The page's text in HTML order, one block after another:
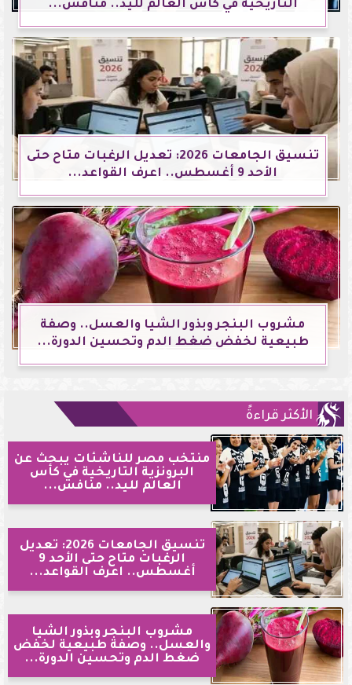
التاريخية في كأس العالم لليد.. منافس...
تنسيق الجامعات 2026: تعديل الرغبات متاح حتى
الأحد 9 أغسطس.. اعرف القواعد...
مشروب البنجر وبذور الشيا والعسل.. وصفة
طبيعية لخفض ضغط الدم وتحسين الدورة...
الأكثر قراءةً
منتخب مصر للناشئات يبحث عن
البرونزية التاريخية في كأس
العالم لليد.. منافس...
تنسيق الجامعات 2026: تعديل
الرغبات متاح حتى الأحد 9
أغسطس.. اعرف القواعد...
مشروب البنجر وبذور الشيا
والعسل.. وصفة طبيعية لخفض
ضغط الدم وتحسين الدورة...